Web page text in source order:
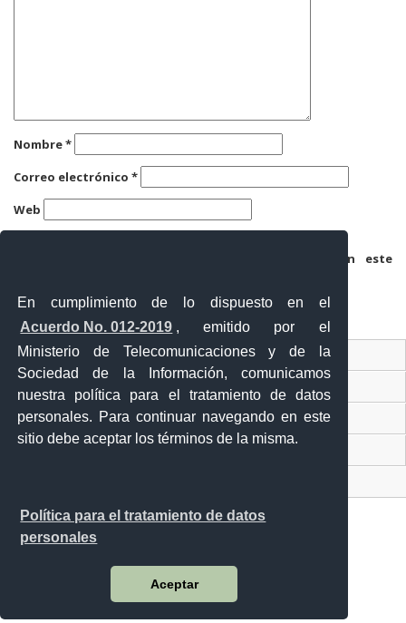
En cumplimiento de lo dispuesto en el
Acuerdo No. 012-2019 , emitido por el
Ministerio de Telecomunicaciones y de la
Sociedad de la Información, comunicamos
nuestra política para el tratamiento de datos
personales. Para continuar navegando en este
sitio debe aceptar los términos de la misma.
Política para el tratamiento de datos
personales
Aceptar
Nombre*
Correo electrónico *
Web
Guarda mi nombre, correo electrónico y web en este
Ventanilla Única Virtual
Ventanilla Única de Comercio Exterior
Gobierno Abierto
Malecón y Aguirre
Guayaquil - Ecuador